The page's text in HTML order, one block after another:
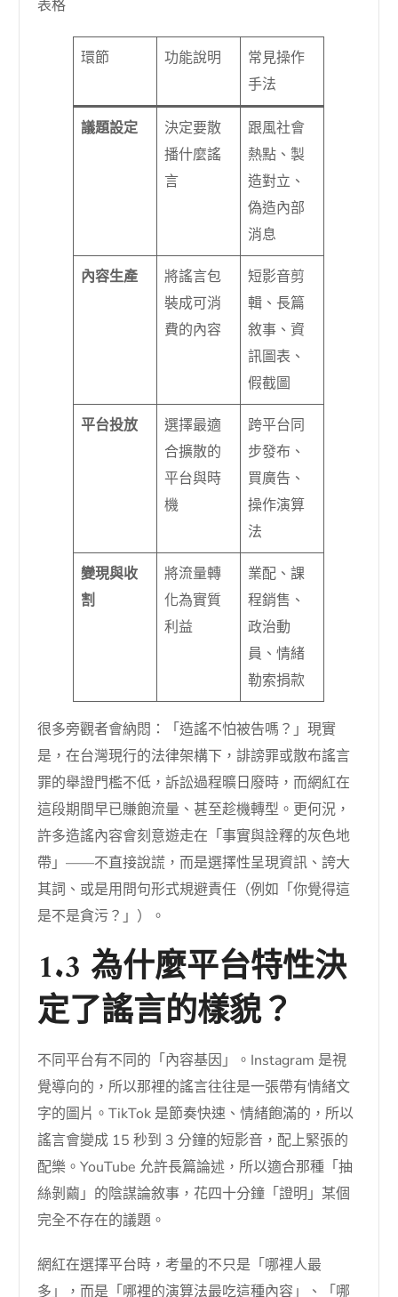
表格
環節 功能說明
常見操作
手法
議題設定
決定要散
播什麼謠
言
跟風社會
熱點、製
造對立、
偽造內部
消息
內容生產
將謠言包
裝成可消
費的內容
短影音剪
輯、長篇
敘事、資
訊圖表、
假截圖
平台投放
選擇最適
合擴散的
平台與時
機
跨平台同
步發布、
買廣告、
操作演算
法
變現與收
割
將流量轉
化為實質
利益
業配、課
程銷售、
政治動
員、情緒
勒索捐款
很多旁觀者會納悶：「造謠不怕被告嗎？」現實
是，在台灣現行的法律架構下，誹謗罪或散布謠言
罪的舉證門檻不低，訴訟過程曠日廢時，而網紅在
這段期間早已賺飽流量、甚至趁機轉型。更何況，
許多造謠內容會刻意遊走在「事實與詮釋的灰色地
帶」——不直接說謊，而是選擇性呈現資訊、誇大
其詞、或是用問句形式規避責任（例如「你覺得這
是不是貪污？」）。
1.3 為什麼平台特性決
定了謠言的樣貌？
不同平台有不同的「內容基因」。Instagram 是視
覺導向的，所以那裡的謠言往往是一張帶有情緒文
字的圖片。TikTok 是節奏快速、情緒飽滿的，所以
謠言會變成 15 秒到 3 分鐘的短影音，配上緊張的
配樂。YouTube 允許長篇論述，所以適合那種「抽
絲剝繭」的陰謀論敘事，花四十分鐘「證明」某個
完全不存在的議題。
網紅在選擇平台時，考量的不只是「哪裡人最
多」，而是「哪裡的演算法最吃這種內容」、「哪